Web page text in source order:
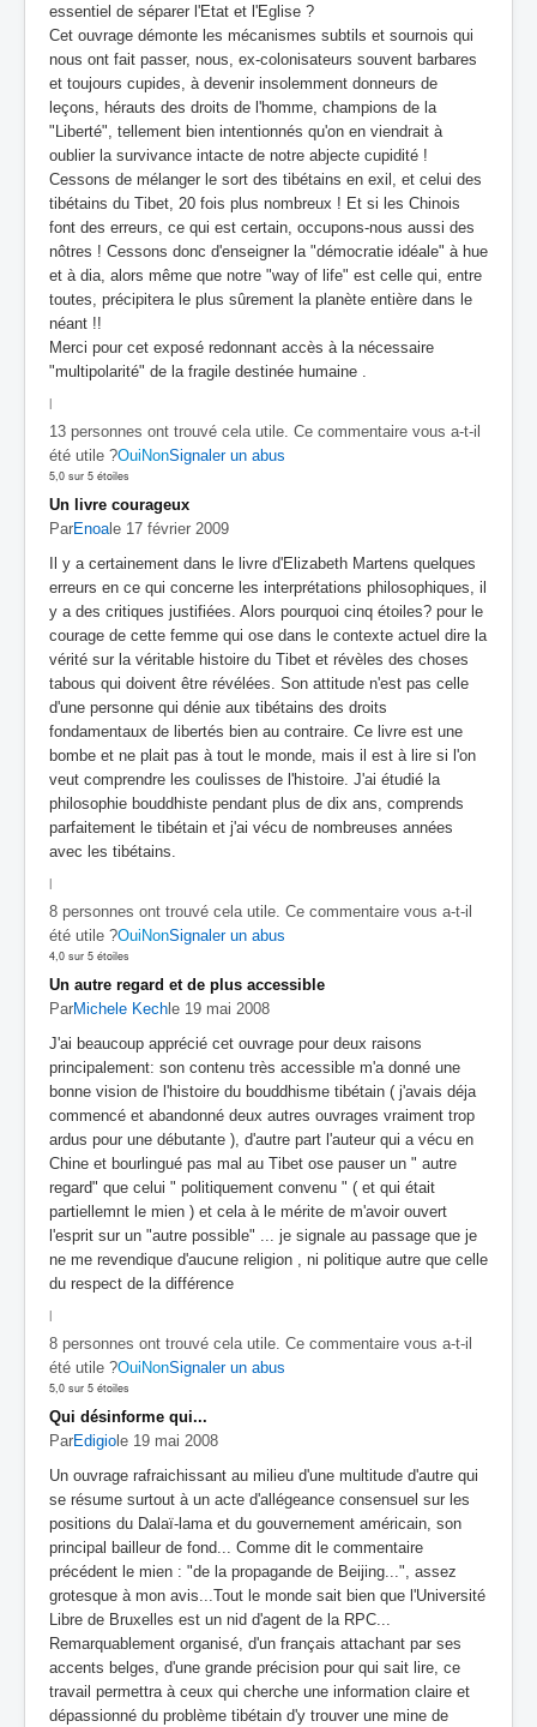
essentiel de séparer l'Etat et l'Eglise ?
Cet ouvrage démonte les mécanismes subtils et sournois qui
nous ont fait passer, nous, ex-colonisateurs souvent barbares
et toujours cupides, à devenir insolemment donneurs de
leçons, hérauts des droits de l'homme, champions de la
"Liberté", tellement bien intentionnés qu'on en viendrait à
oublier la survivance intacte de notre abjecte cupidité !
Cessons de mélanger le sort des tibétains en exil, et celui des
tibétains du Tibet, 20 fois plus nombreux ! Et si les Chinois
font des erreurs, ce qui est certain, occupons-nous aussi des
nôtres ! Cessons donc d'enseigner la "démocratie idéale" à hue
et à dia, alors même que notre "way of life" est celle qui, entre
toutes, précipitera le plus sûrement la planète entière dans le
néant !!
Merci pour cet exposé redonnant accès à la nécessaire
"multipolarité" de la fragile destinée humaine .
|
13 personnes ont trouvé cela utile. Ce commentaire vous a-t-il
été utile ?OuiNonSignaler un abus
5,0 sur 5 étoiles
Un livre courageux
ParEnoale 17 février 2009
Il y a certainement dans le livre d'Elizabeth Martens quelques
erreurs en ce qui concerne les interprétations philosophiques, il
y a des critiques justifiées. Alors pourquoi cinq étoiles? pour le
courage de cette femme qui ose dans le contexte actuel dire la
vérité sur la véritable histoire du Tibet et révèles des choses
tabous qui doivent être révélées. Son attitude n'est pas celle
d'une personne qui dénie aux tibétains des droits
fondamentaux de libertés bien au contraire. Ce livre est une
bombe et ne plait pas à tout le monde, mais il est à lire si l'on
veut comprendre les coulisses de l'histoire. J'ai étudié la
philosophie bouddhiste pendant plus de dix ans, comprends
parfaitement le tibétain et j'ai vécu de nombreuses années
avec les tibétains.
|
8 personnes ont trouvé cela utile. Ce commentaire vous a-t-il
été utile ?OuiNonSignaler un abus
4,0 sur 5 étoiles
Un autre regard et de plus accessible
ParMichele Kechle 19 mai 2008
J'ai beaucoup apprécié cet ouvrage pour deux raisons
principalement: son contenu très accessible m'a donné une
bonne vision de l'histoire du bouddhisme tibétain ( j'avais déja
commencé et abandonné deux autres ouvrages vraiment trop
ardus pour une débutante ), d'autre part l'auteur qui a vécu en
Chine et bourlingué pas mal au Tibet ose pauser un " autre
regard" que celui " politiquement convenu " ( et qui était
partiellemnt le mien ) et cela à le mérite de m'avoir ouvert
l'esprit sur un "autre possible" ... je signale au passage que je
ne me revendique d'aucune religion , ni politique autre que celle
du respect de la différence
|
8 personnes ont trouvé cela utile. Ce commentaire vous a-t-il
été utile ?OuiNonSignaler un abus
5,0 sur 5 étoiles
Qui désinforme qui...
ParEdigiole 19 mai 2008
Un ouvrage rafraichissant au milieu d'une multitude d'autre qui
se résume surtout à un acte d'allégeance consensuel sur les
positions du Dalaï-lama et du gouvernement américain, son
principal bailleur de fond... Comme dit le commentaire
précédent le mien : "de la propagande de Beijing...", assez
grotesque à mon avis...Tout le monde sait bien que l'Université
Libre de Bruxelles est un nid d'agent de la RPC...
Remarquablement organisé, d'un français attachant par ses
accents belges, d'une grande précision pour qui sait lire, ce
travail permettra à ceux qui cherche une information claire et
dépassionné du problème tibétain d'y trouver une mine de